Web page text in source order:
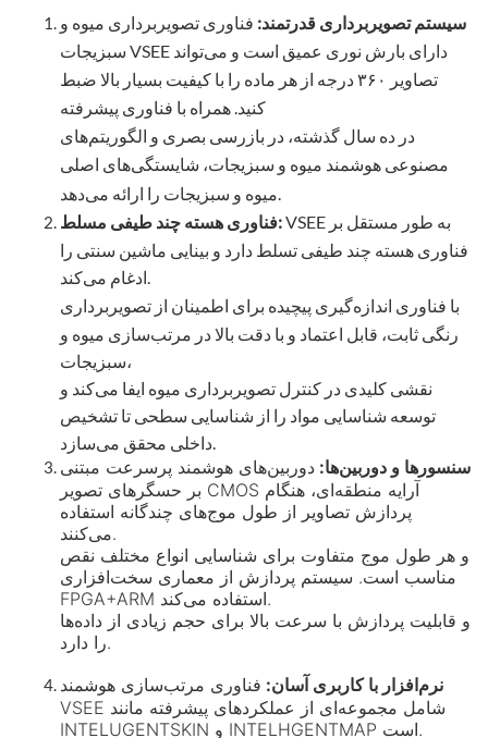
سیستم تصویربرداری قدرتمند: فناوری تصویربرداری میوه و
سبزیجات VSEE دارای بارش نوری عمیق است و می‌تواند
تصاویر ۳۶۰ درجه از هر ماده را با کیفیت بسیار بالا ضبط
کنید. همراه با فناوری پیشرفته
در ده سال گذشته، در بازرسی بصری و الگوریتم‌های
مصنوعی هوشمند میوه و سبزیجات، شایستگی‌های اصلی
فناوری هسته چند طیفی مسلط:VSEE به طور مستقل بر
فناوری هسته چند طیفی تسلط دارد و بینایی ماشین سنتی را
با فناوری اندازه‌گیری پیچیده برای اطمینان از تصویربرداری
رنگی ثابت، قابل اعتماد و با دقت بالا در مرتب‌سازی میوه و
سبزیجات،
نقشی کلیدی در کنترل تصویربرداری میوه ایفا می‌کند و
توسعه شناسایی مواد را از شناسایی سطحی تا تشخیص
سنسورها و دوربین‌ها: دوربین‌های هوشمند پرسرعت مبتنی
بر حسگرهای تصویر CMOS آرایه منطقه‌ای، هنگام
پردازش تصاویر از طول موج‌های چندگانه استفاده
و هر طول موج متفاوت برای شناسایی انواع مختلف نقص
مناسب است. سیستم پردازش از معماری سخت‌افزاری
و قابلیت پردازش با سرعت بالا برای حجم زیادی از داده‌ها
نرم‌افزار با کاربری آسان: فناوری مرتب‌سازی هوشمند
VSEE شامل مجموعه‌ای از عملکردهای پیشرفته مانند